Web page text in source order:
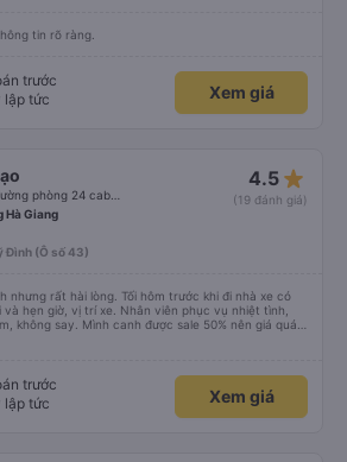
tin rõ ràng.
trước
lập tức
Xem giá
4.5 star_rate
(19 đánh giá)
Hà Giang
Đình (Ô số 43)
nhưng rất hài lòng. Tối hôm trước khi đi nhà xe có
và hẹn giờ, vị trí xe. Nhân viên phục vụ nhiệt tình,
không say. Mình canh được sale 50% nên giá quá
lượng. Rất hài lòng!
trước
lập tức
Xem giá